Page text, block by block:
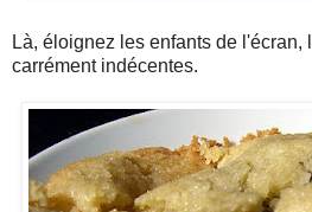
Là, éloignez les enfants de l'écran,
carrément indécentes.